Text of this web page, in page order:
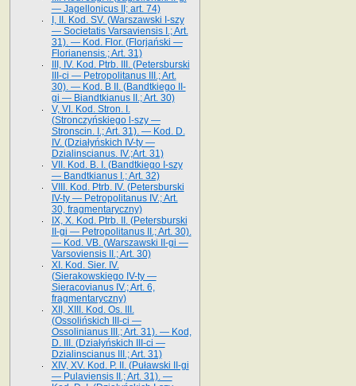
— Jagellonicus II; art. 74)
I, II. Kod. SV. (Warszawski I-szy
— Societatis Varsaviensis I.; Art.
31). — Kod. Flor. (Florjański —
Florianensis.; Art. 31)
III, IV. Kod. Ptrb. III. (Petersburski
III-ci — Petropolitanus III.; Art.
30). — Kod. B II. (Bandtkiego II-
gi — Biandtkianus II.; Art. 30)
V, VI. Kod. Stron. I.
(Stronczyńskiego l-szy —
Stronscin. I.; Art. 31). — Kod. D.
IV. (Działyńskich IV-ty —
Dzialinscianus. IV.;Art. 31)
VII. Kod. B. I. (Bandtkiego I-szy
— Bandtkianus I.; Art. 32)
VIII. Kod. Ptrb. IV. (Petersburski
IV-ty — Petropolitanus IV.; Art.
30, fragmentaryczny)
IX, X. Kod. Ptrb. II. (Petersburski
II-gi — Petropolitanus II.; Art. 30).
— Kod. VB. (Warszawski II-gi —
Varsoviensis II.; Art. 30)
XI. Kod. Sier. IV.
(Sierakowskiego IV-ty —
Sieracovianus IV.; Art. 6,
fragmentaryczny)
XII, XIII. Kod. Os. III.
(Ossolińskich III-ci —
Ossolinianus III.; Art. 31). — Kod,
D. III. (Działyńskich III-ci —
Dzialinscianus III.; Art. 31)
XIV, XV. Kod. P. II. (Puławski II-gi
— Pulaviensis II.; Art. 31). —